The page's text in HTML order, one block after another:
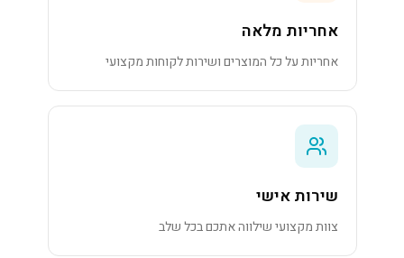
אחריות מלאה
אחריות על כל המוצרים ושירות לקוחות מקצועי
שירות אישי
צוות מקצועי שילווה אתכם בכל שלב